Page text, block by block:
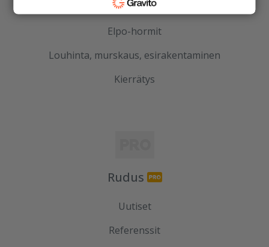
Julkisivuelementit
Elpo-hormit
Louhinta, murskaus, esirakentaminen
Kierrätys
Rudus
Uutiset
Referenssit